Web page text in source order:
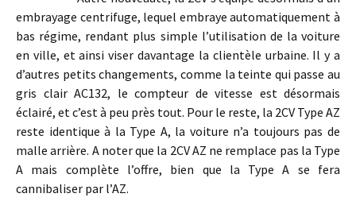
embrayage centrifuge, lequel embraye automatiquement à
bas régime, rendant plus simple l’utilisation de la voiture
en ville, et ainsi viser davantage la clientèle urbaine. Il y a
d’autres petits changements, comme la teinte qui passe au
gris clair AC132, le compteur de vitesse est désormais
éclairé, et c’est à peu près tout. Pour le reste, la 2CV Type AZ
reste identique à la Type A, la voiture n’a toujours pas de
malle arrière. A noter que la 2CV AZ ne remplace pas la Type
A mais complète l’offre, bien que la Type A se fera
cannibaliser par l’AZ.